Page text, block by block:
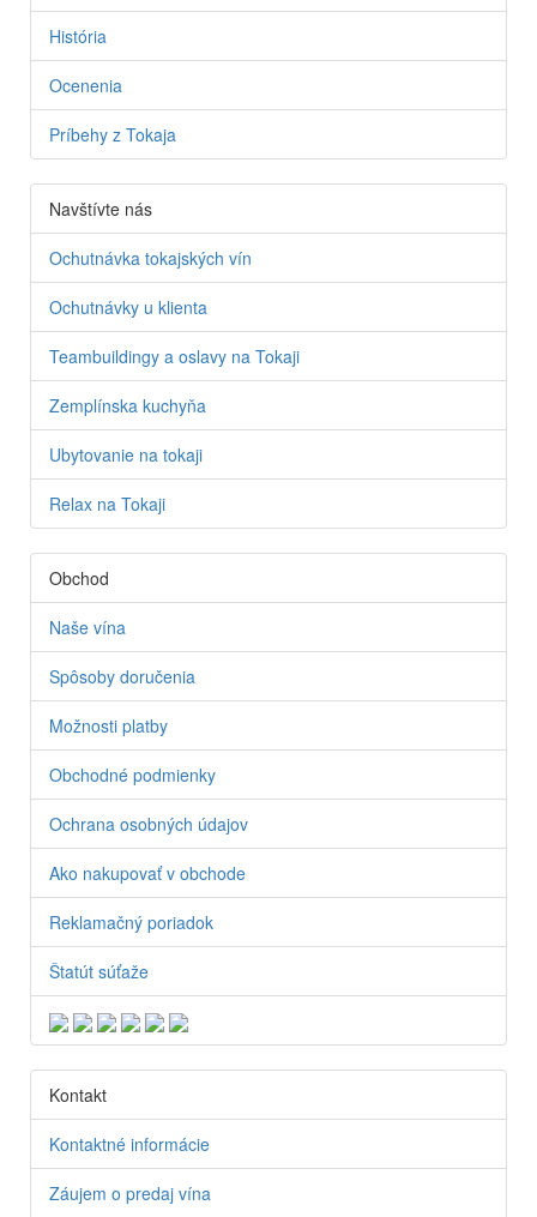
História
Ocenenia
Príbehy z Tokaja
Navštívte nás
Ochutnávka tokajských vín
Ochutnávky u klienta
Teambuildingy a oslavy na Tokaji
Zemplínska kuchyňa
Ubytovanie na tokaji
Relax na Tokaji
Obchod
Naše vína
Spôsoby doručenia
Možnosti platby
Obchodné podmienky
Ochrana osobných údajov
Ako nakupovať v obchode
Reklamačný poriadok
Štatút súťaže
Kontakt
Kontaktné informácie
Záujem o predaj vína